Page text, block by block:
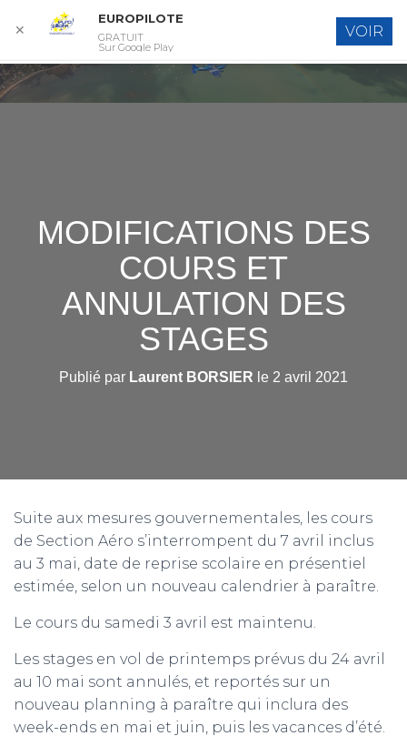
D
É
MODIFICATIONS DES
COURS ET
ANNULATION DES
STAGES
Publié par Laurent BORSIER le 2 avril 2021
Suite aux mesures gouvernementales, les cours
de Section Aéro s’interrompent du 7 avril inclus
au 3 mai, date de reprise scolaire en présentiel
estimée, selon un nouveau calendrier à paraître.
Le cours du samedi 3 avril est maintenu.
Les stages en vol de printemps prévus du 24 avril
au 10 mai sont annulés, et reportés sur un
nouveau planning à paraître qui inclura des
week-ends en mai et juin, puis les vacances d’été.
✕
EUROPILOTE
GRATUIT
Sur Google Play
VOIR